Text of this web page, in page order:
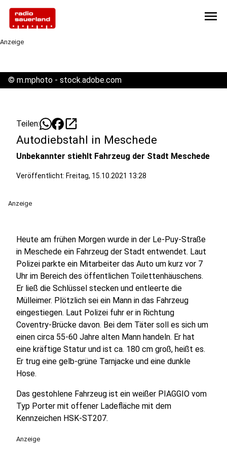
menu
Anzeige
© m.mphoto - stock.adobe.com
Teilen: open_in_new
Autodiebstahl in Meschede
Unbekannter stiehlt Fahrzeug der Stadt Meschede
Veröffentlicht: Freitag, 15.10.2021 13:28
Anzeige
Heute am frühen Morgen wurde in der Le-Puy-Straße
in Meschede ein Fahrzeug der Stadt entwendet. Laut
Polizei parkte ein Mitarbeiter das Auto um kurz vor 7
Uhr im Bereich des öffentlichen Toilettenhäuschens.
Er ließ die Schlüssel stecken und entleerte die
Mülleimer. Plötzlich sei ein Mann in das Fahrzeug
eingestiegen. Laut Polizei fuhr er in Richtung
Coventry-Brücke davon. Bei dem Täter soll es sich um
einen circa 55-60 Jahre alten Mann handeln. Er hat
eine kräftige Statur und ist ca. 180 cm groß, heißt es.
Er trug eine gelb-grüne Tarnjacke und eine dunkle
Hose.
Das gestohlene Fahrzeug ist ein weißer PIAGGIO vom
Typ Porter mit offener Ladefläche mit dem
Kennzeichen HSK-ST207.
Anzeige